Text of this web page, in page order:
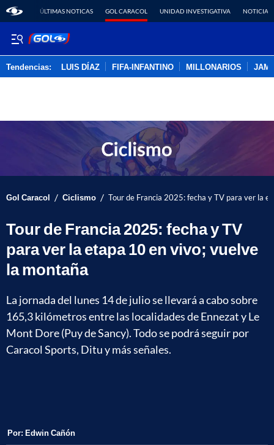
ÚLTIMAS NOTICAS GOL CARACOL UNIDAD INVESTIGATIVA NOTICIAS
Tendencias: LUIS DÍAZ FIFA-INFANTINO MILLONARIOS
Gol Caracol / Ciclismo / Tour de Francia 2025: fecha y TV para ver la
Tour de Francia 2025: fecha y TV
para ver la etapa 10 en vivo; vuelve
la montaña
La jornada del lunes 14 de julio se llevará a cabo sobre
165,3 kilómetros entre las localidades de Ennezat y Le
Mont Dore (Puy de Sancy). Todo se podrá seguir por
Caracol Sports, Ditu y más señales.
Por: Edwin Cañón